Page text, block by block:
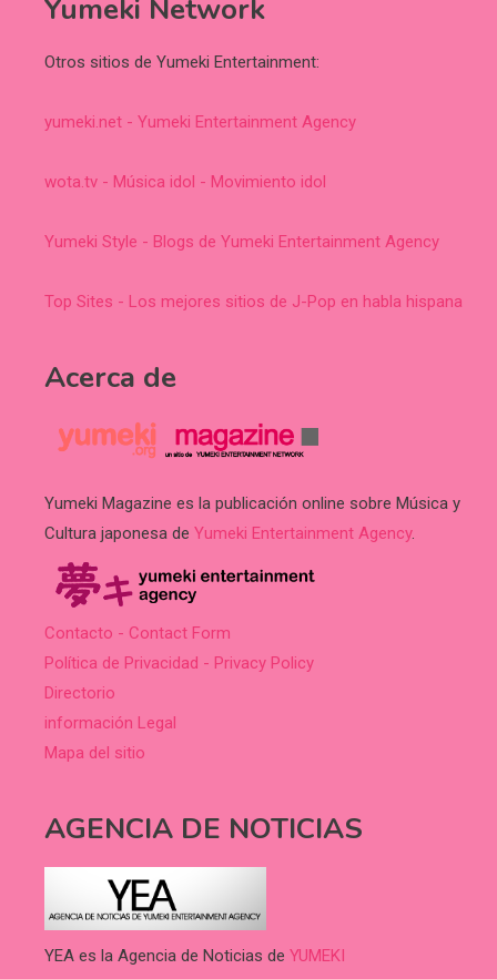
Yumeki Network
Otros sitios de Yumeki Entertainment:
yumeki.net - Yumeki Entertainment Agency
wota.tv - Música idol - Movimiento idol
Yumeki Style - Blogs de Yumeki Entertainment Agency
Top Sites - Los mejores sitios de J-Pop en habla hispana
Acerca de
Yumeki Magazine es la publicación online sobre Música y
Cultura japonesa de Yumeki Entertainment Agency.
Contacto - Contact Form
Política de Privacidad - Privacy Policy
Directorio
información Legal
Mapa del sitio
AGENCIA DE NOTICIAS
YEA es la Agencia de Noticias de YUMEKI